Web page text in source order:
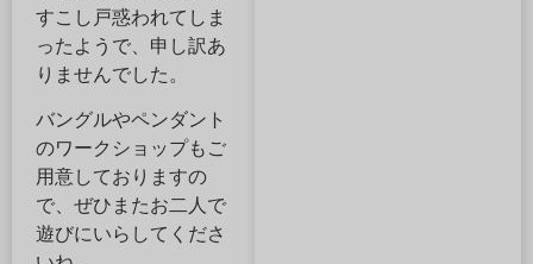
すこし戸惑われてしま
ったようで、申し訳あ
りませんでした。
バングルやペンダント
のワークショップもご
用意しておりますの
で、ぜひまたお二人で
遊びにいらしてくださ